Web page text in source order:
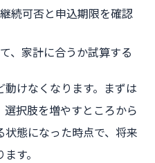
続可否と申込期限を確認
、家計に合うか試算する
けなくなります。まずは
択肢を増やすところから
態になった時点で、将来
す。